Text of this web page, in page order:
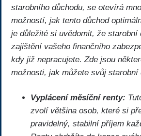
starobního důchodu, se otevírá
možností, jak tento důchod
je důležité si uvědomit, že starobní
zajištění vašeho finančního
kdy již nepracujete. Zde jsou
možnosti, jak můžete svůj starobní
Vyplácení měsíční renty:
zvolí většina osob, které si
pravidelný, stabilní příjem